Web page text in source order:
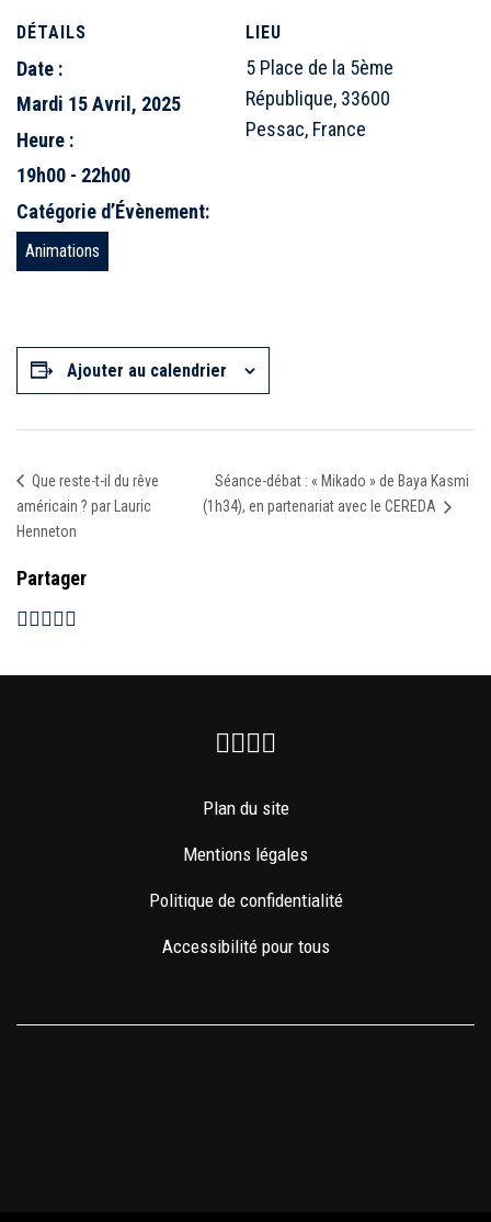
DÉTAILS
Date :
Mardi 15 Avril, 2025
Heure :
19h00 - 22h00
Catégorie d’Évènement:
Animations
LIEU
5 Place de la 5ème
République, 33600
Pessac, France
Ajouter au calendrier
Que reste-t-il du rêve
américain ? par Lauric
Henneton
Séance-débat : « Mikado » de Baya Kasmi
(1h34), en partenariat avec le CEREDA
Partager
Facebook
Instagram
Youtube
Plan du site
Mentions légales
Politique de confidentialité
Accessibilité pour tous